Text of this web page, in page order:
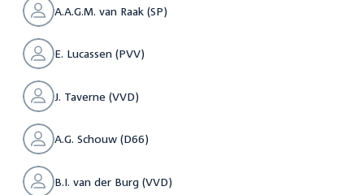
A.A.G.M. van Raak (SP)
E. Lucassen (PVV)
J. Taverne (VVD)
A.G. Schouw (D66)
B.I. van der Burg (VVD)